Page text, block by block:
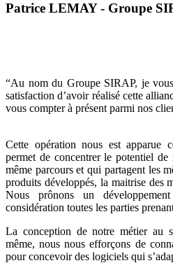
Patrice LEMAY - Groupe
“Au nom du Groupe SIRAP, je
satisfaction d’avoir réalisé cette
vous compter à présent parmi nos
Cette opération nous est apparue
permet de concentrer le potentiel
même parcours et qui partagent les
produits développés, la maitrise des
Nous prônons un
considération toutes les parties
La conception de notre métier au
même, nous nous efforçons de
pour concevoir des logiciels qui